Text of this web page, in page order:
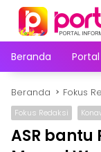
Langsung
konten
Beranda
Beranda Fokus
Fokus Redaksi
ASR bantu